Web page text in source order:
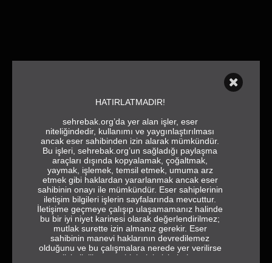
HATIRLATMADIR!
sehrebak.org’da yer alan işler, eser
niteliğindedir, kullanımı ve yaygınlaştırılması
ancak eser sahibinden izin alarak mümkündür.
Bu işleri, sehrebak.org’un sağladığı paylaşma
araçları dışında kopyalamak, çoğaltmak,
yaymak, işlemek, temsil etmek, umuma arz
etmek gibi haklardan yararlanmak ancak eser
sahibinin onayı ile mümkündür. Eser sahiplerinin
iletişim bilgileri işlerin sayfalarında mevcuttur.
İletişime geçmeye çalışıp ulaşamamanız halinde
bu bir iyi niyet karinesi olarak değerlendirilmez;
mutlak surette izin almanız gerekir. Eser
sahibinin manevi haklarının devredilemez
olduğunu ve bu çalışmalara nerede yer verilirse
verilsin ilgili eser sahiplerinin isimlerine ve